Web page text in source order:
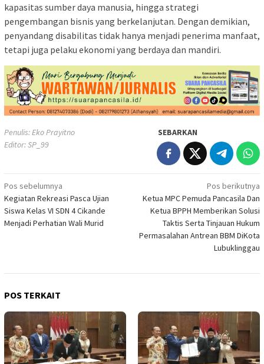
kapasitas sumber daya manusia, hingga strategi
pengembangan bisnis yang berkelanjutan. Dengan demikian,
penyandang disabilitas tidak hanya menjadi penerima manfaat,
tetapi juga pelaku ekonomi yang berdaya dan mandiri.
Penulis: Eko Prayitno
Editor: SP_99
SEBARKAN
Navigasi
pos
Pos sebelumnya
Kegiatan Rekreasi Pasca Ujian
Siswa Kelas VI SDN 4 Cikande
Menjadi Perhatian Wali Murid
Pos berikutnya
Ketua MPC Pemuda Pancasila Dan
Ketua BPPH Memberikan Solusi
Taktis Serta Tinjauan Hukum
Permasalahan Antrean BBM DiKota
Lubuklinggau
POS TERKAIT